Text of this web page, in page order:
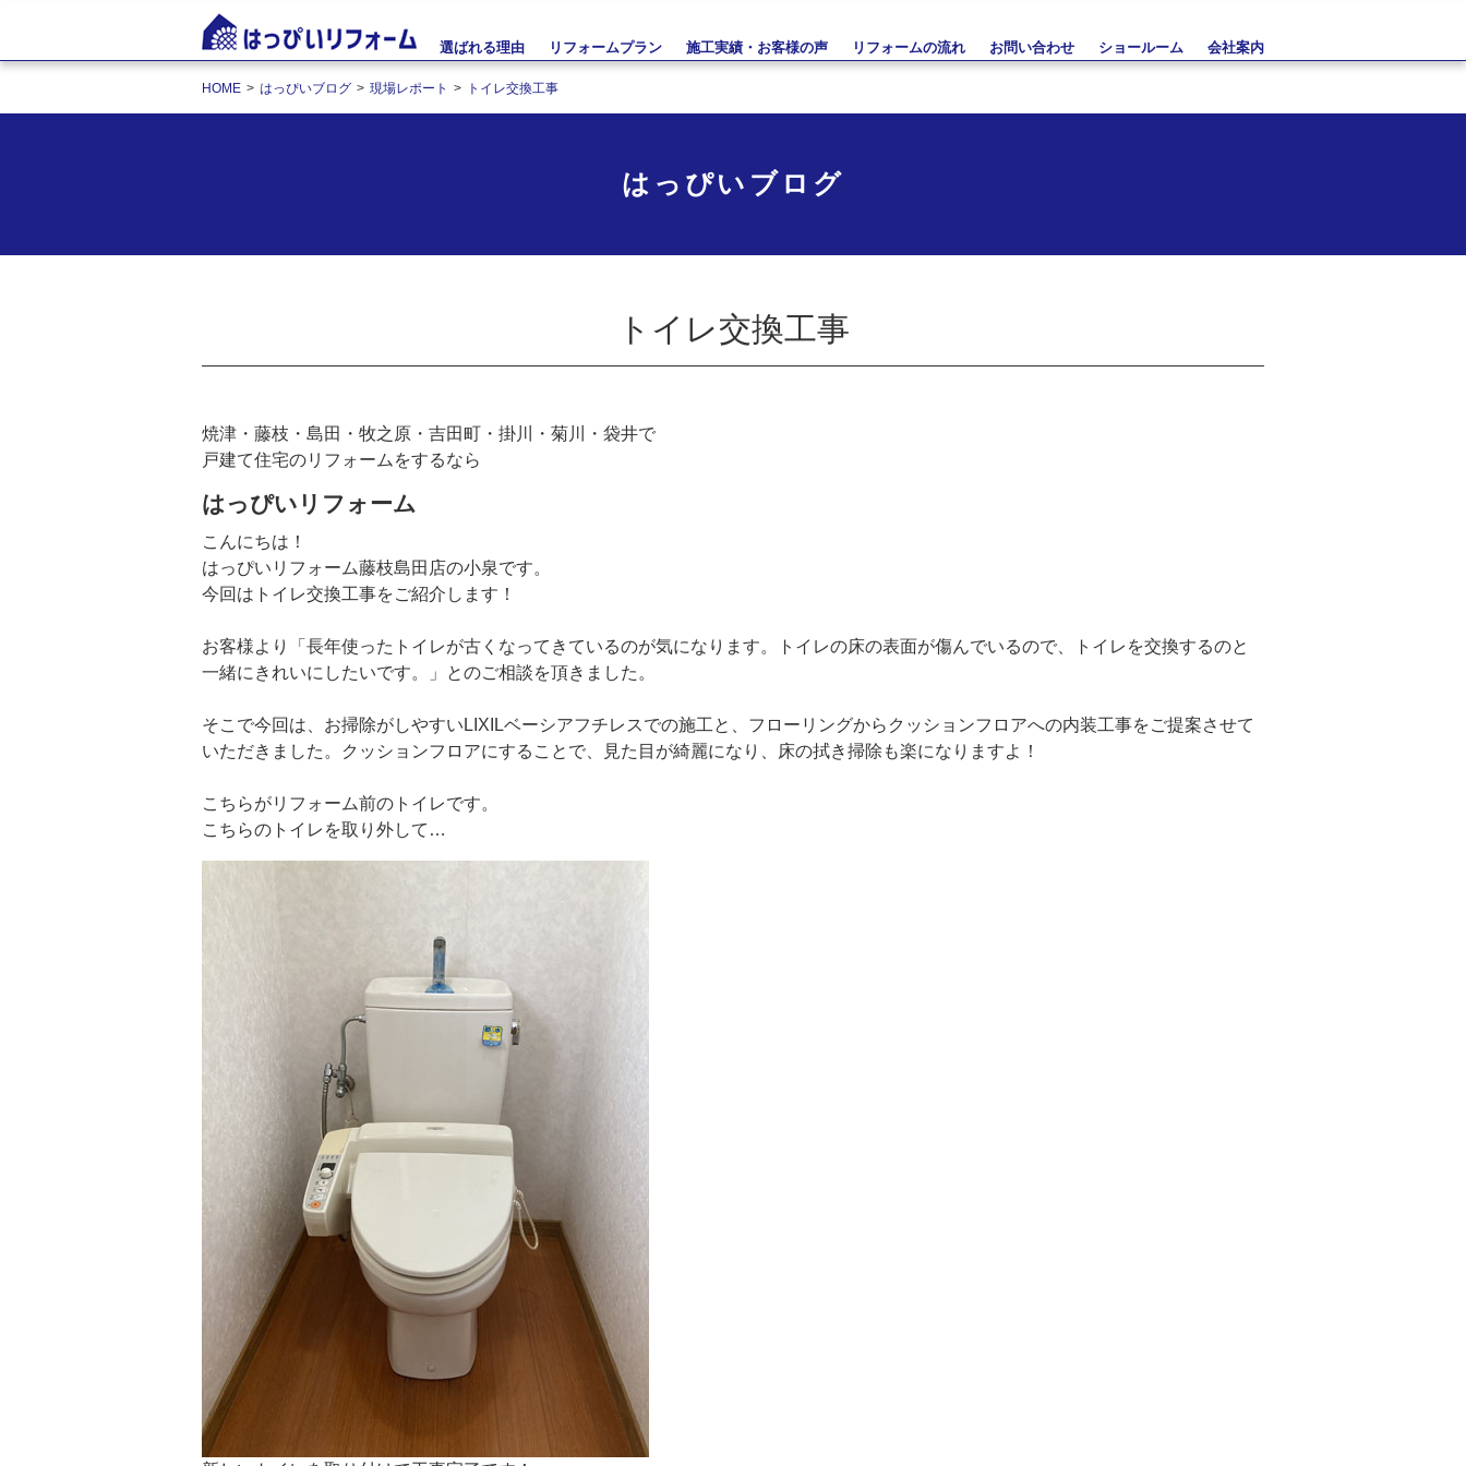
選ばれる理由 リフォームプラン 施工実績・お客様の声 リフォームの流れ お問い合わせ ショールーム 会社案内
HOME はっぴいブログ 現場レポート トイレ交換工事
はっぴいブログ
トイレ交換工事
焼津・藤枝・島田・牧之原・吉田町・掛川・菊川・袋井で
戸建て住宅のリフォームをするなら
はっぴいリフォーム
こんにちは！
はっぴいリフォーム藤枝島田店の小泉です。
今回はトイレ交換工事をご紹介します！
お客様より「長年使ったトイレが古くなってきているのが気になります。トイレの床の表面が傷んでいるので、トイレを交換するのと
一緒にきれいにしたいです。」とのご相談を頂きました。
そこで今回は、お掃除がしやすいLIXILベーシアフチレスでの施工と、フローリングからクッションフロアへの内装工事をご提案させて
いただきました。クッションフロアにすることで、見た目が綺麗になり、床の拭き掃除も楽になりますよ！
こちらがリフォーム前のトイレです。
こちらのトイレを取り外して…